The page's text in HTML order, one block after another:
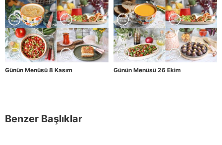
Günün Menüsü 8 Kasım Günün Menüsü 26 Ekim
Benzer Başlıklar